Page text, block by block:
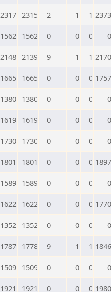
2317 2315 2 1 1 2373
1562 1562 0 0 0 0
2148 2139 9 1 1 2170
1665 1665 0 0 0 1757
1380 1380 0 0 0 0
1619 1619 0 0 0 0
1730 1730 0 0 0 0
1801 1801 0 0 0 1897
1589 1589 0 0 0 0
1622 1622 0 0 0 1770
1352 1352 0 0 0 0
1787 1778 9 1 1 1846
1509 1509 0 0 0 0
1921 1921 0 0 0 1980